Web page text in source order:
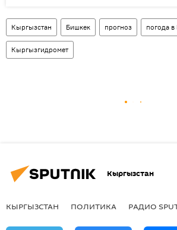
Кыргызстан Бишкек прогноз погода
Кыргызгидромет
Кыргызстан
КЫРГЫЗСТАН ПОЛИТИКА РАДИО